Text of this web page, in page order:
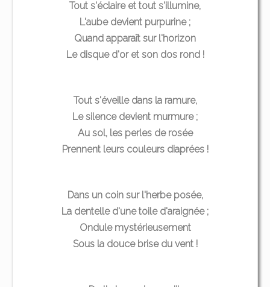
Tout s'éclaire et tout s'illumine,
L'aube devient purpurine ;
Quand apparaît sur l'horizon
Le disque d'or et son dos rond !
Tout s'éveille dans la ramure,
Le silence devient murmure ;
Au sol, les perles de rosée
Prennent leurs couleurs diaprées !
Dans un coin sur l'herbe posée,
La dentelle d'une toile d'araignée ;
Ondule mystérieusement
Sous la douce brise du vent !